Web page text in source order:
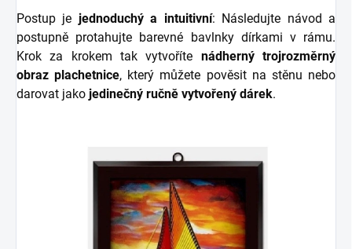
Postup je jednoduchý a intuitivní: Následujte návod a
postupně protahujte barevné bavlnky dírkami v rámu.
Krok za krokem tak vytvoříte nádherný trojrozměrný
obraz plachetnice, který můžete pověsit na stěnu nebo
darovat jako jedinečný ručně vytvořený dárek.